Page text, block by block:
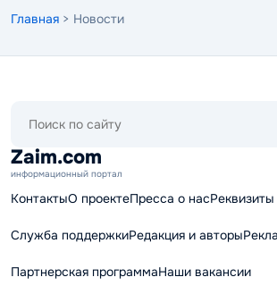
Главная > Новости
сайту
Zaim.com
информационный портал
КонтактыО проектеПресса о насРеквизиты
Служба поддержкиРедакция и авторы
Партнерская программаНаши вакансии